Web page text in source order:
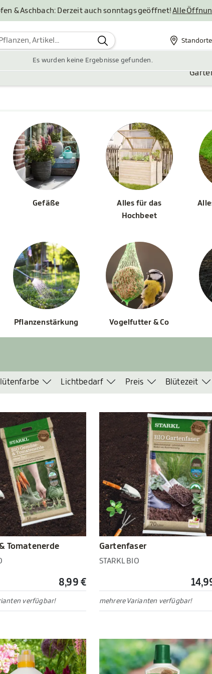
& Aschbach: Derzeit auch sonntags geöffnet!Alle
Es wurden keine Ergebnisse gefunden.
Standorte
Standorte
Gefäße
Alles für das
Hochbeet
Pflanzenstärkung Vogelfutter & Co
Lichtbedarf Preis Blütezeit
Tomatenerde
8,99 €
verfügbar!
Gartenfaser
STARKL BIO
mehrere Varianten verfügbar!